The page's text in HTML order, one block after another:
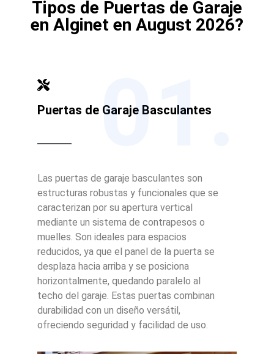
Tipos de Puertas de Garaje
en Alginet en August 2026?
Puertas de Garaje Basculantes
01.
Las puertas de garaje basculantes son
estructuras robustas y funcionales que se
caracterizan por su apertura vertical
mediante un sistema de contrapesos o
muelles. Son ideales para espacios
reducidos, ya que el panel de la puerta se
desplaza hacia arriba y se posiciona
horizontalmente, quedando paralelo al
techo del garaje. Estas puertas combinan
durabilidad con un diseño versátil,
ofreciendo seguridad y facilidad de uso.